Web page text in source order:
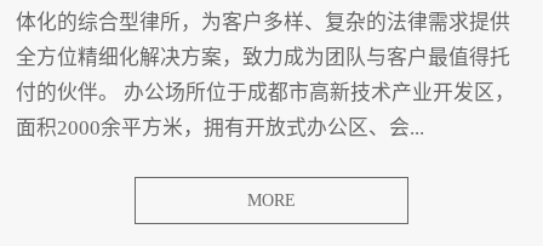
体化的综合型律所，为客户多样、复杂的法律需求提供
全方位精细化解决方案，致力成为团队与客户最值得托
付的伙伴。 办公场所位于成都市高新技术产业开发区，
面积2000余平方米，拥有开放式办公区、会...
MORE